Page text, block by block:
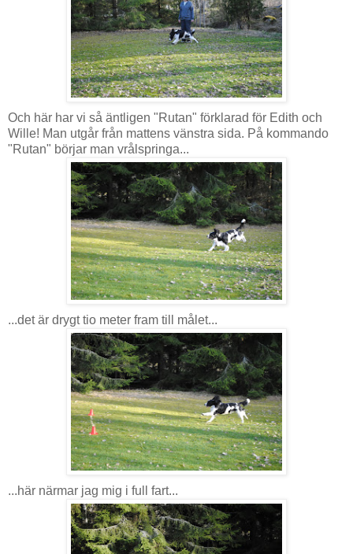
Och här har vi så äntligen "Rutan" förklarad för Edith och
Wille! Man utgår från mattens vänstra sida. På kommando
"Rutan" börjar man vrålspringa...
...det är drygt tio meter fram till målet...
...här närmar jag mig i full fart...